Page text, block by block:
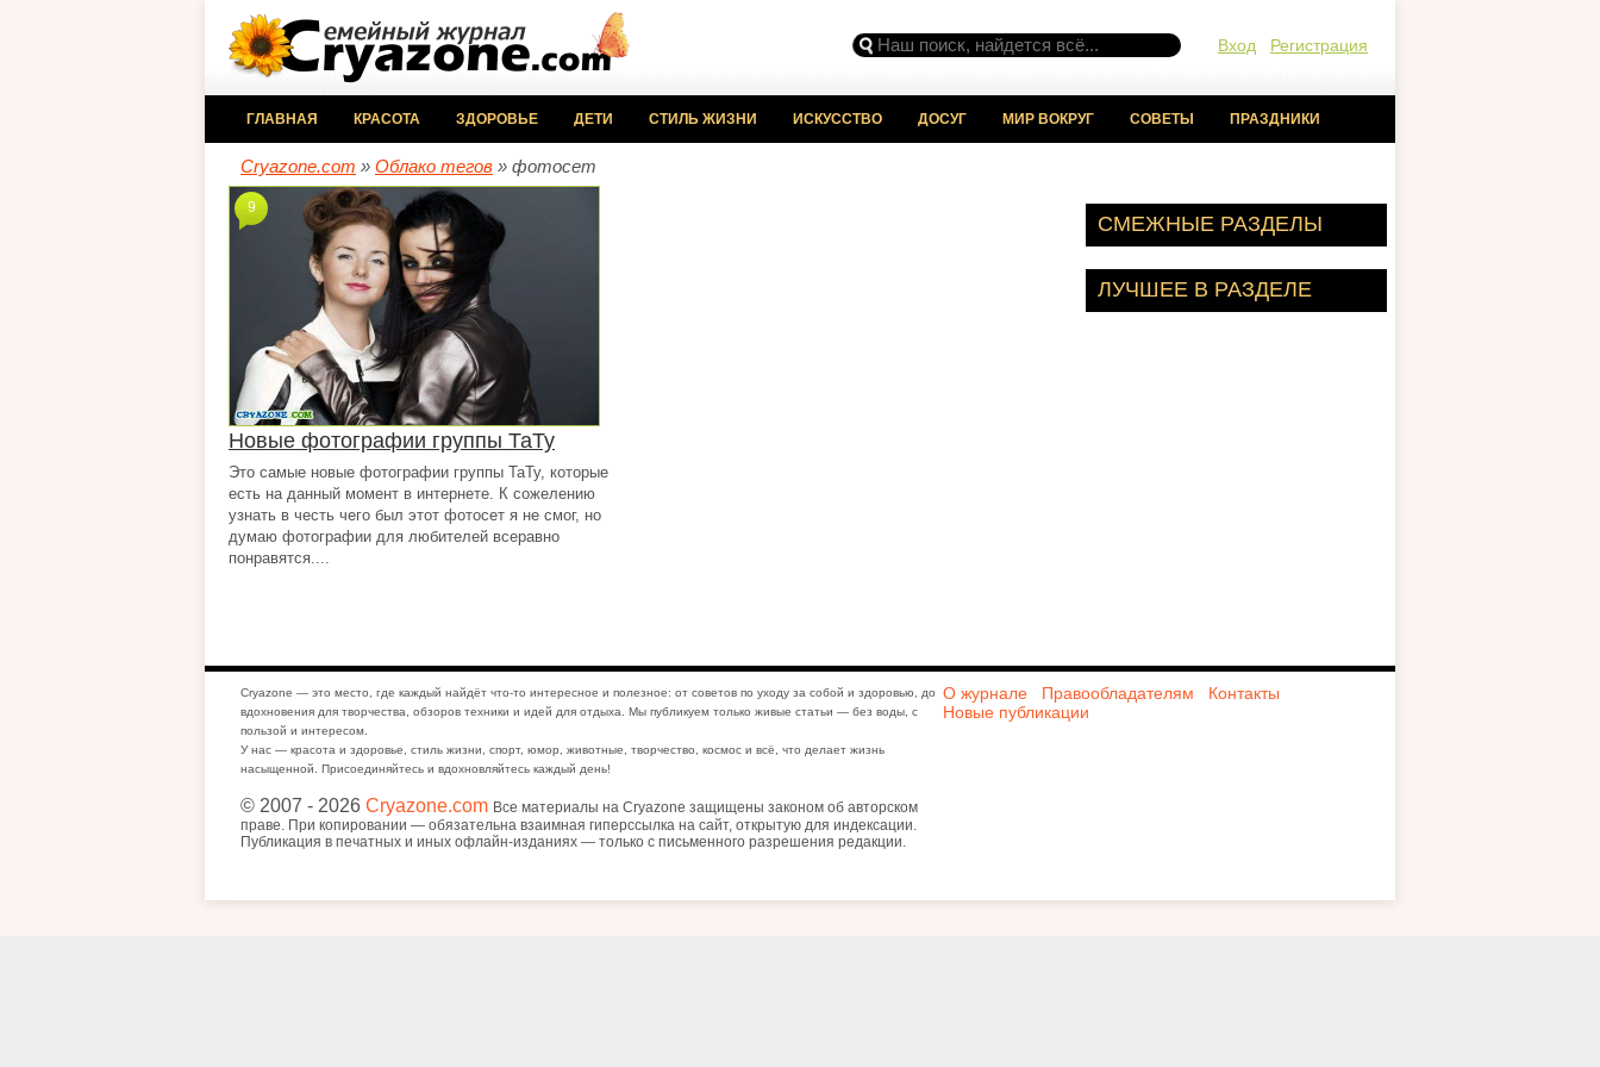
Вход Регистрация
ГЛАВНАЯ КРАСОТА ЗДОРОВЬЕ ДЕТИ СТИЛЬ ЖИЗНИ ИСКУССТВО ДОСУГ МИР ВОКРУГ СОВЕТЫ ПРАЗДНИКИ
Cryazone.com » Облако тегов » фотосет
Новые фотографии группы ТаТу
Это самые новые фотографии группы ТаТу, которые
есть на данный момент в интернете. К сожелению
узнать в честь чего был этот фотосет я не смог, но
думаю фотографии для любителей всеравно
понравятся....
9
СМЕЖНЫЕ РАЗДЕЛЫ
ЛУЧШЕЕ В РАЗДЕЛЕ
Cryazone — это место, где каждый найдёт что-то интересное и полезное: от советов по уходу за собой и здоровью, до
вдохновения для творчества, обзоров техники и идей для отдыха. Мы публикуем только живые статьи — без воды, с
пользой и интересом.
У нас — красота и здоровье, стиль жизни, спорт, юмор, животные, творчество, космос и всё, что делает жизнь
насыщенной. Присоединяйтесь и вдохновляйтесь каждый день!
© 2007 - 2026 Cryazone.com Все материалы на Cryazone защищены законом об авторском
праве. При копировании — обязательна взаимная гиперссылка на сайт, открытую для индексации.
Публикация в печатных и иных офлайн-изданиях — только с письменного разрешения редакции.
О журнале Правообладателям
Контакты
Новые публикации